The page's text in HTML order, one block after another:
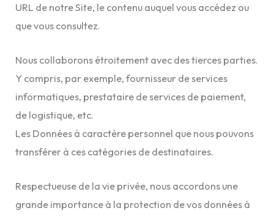
URL de notre Site, le contenu auquel vous accédez ou
que vous consultez.
Nous collaborons étroitement avec des tierces parties.
Y compris, par exemple, fournisseur de services
informatiques, prestataire de services de paiement,
de logistique, etc.
Les Données à caractère personnel que nous pouvons
transférer à ces catégories de destinataires.
Respectueuse de la vie privée, nous accordons une
grande importance à la protection de vos données à